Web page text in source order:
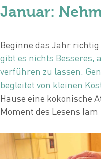
Januar:
Beginne das Jahr
gibt es nichts Besseres,
verführen zu lassen.
begleitet von kleinen
Hause eine kokonische
Moment des Lesens (am